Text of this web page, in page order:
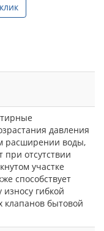
давления
расширении воды,
при отсутствии
участке
способствует
гибкой
клапанов бытовой